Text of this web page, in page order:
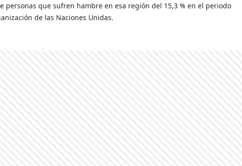
personas que sufren hambre en esa región del 15,3 % en el periodo
de las Naciones Unidas.